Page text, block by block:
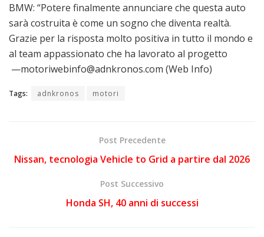
BMW: “Potere finalmente annunciare che questa auto
sarà costruita è come un sogno che diventa realtà.
Grazie per la risposta molto positiva in tutto il mondo e
al team appassionato che ha lavorato al progetto
—motoriwebinfo@adnkronos.com (Web Info)
Tags: adnkronos motori
Post Precedente
Nissan, tecnologia Vehicle to Grid a partire dal 2026
Post Successivo
Honda SH, 40 anni di successi